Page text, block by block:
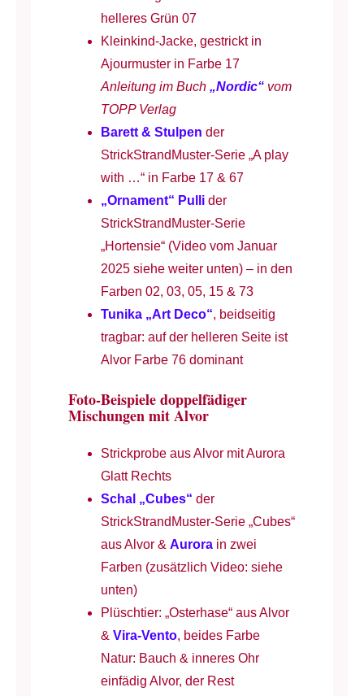
helleres Grün 07
Kleinkind-Jacke, gestrickt in
Ajourmuster in Farbe 17
Anleitung im Buch „Nordic“ vom
TOPP Verlag
Barett & Stulpen der
StrickStrandMuster-Serie „A play
with …“ in Farbe 17 & 67
„Ornament“ Pullider
StrickStrandMuster-Serie
„Hortensie“ (Video vom Januar
2025 siehe weiter unten) – in den
Farben 02, 03, 05, 15 & 73
Tunika „Art Deco“, beidseitig
tragbar: auf der helleren Seite ist
Alvor Farbe 76 dominant
Foto-Beispiele doppelfädiger
Mischungen mit Alvor
Strickprobe aus Alvor mit Aurora
Glatt Rechts
Schal „Cubes“ der
StrickStrandMuster-Serie „Cubes“
aus Alvor & Aurorain zwei
Farben (zusätzlich Video: siehe
unten)
Plüschtier: „Osterhase“ aus Alvor
& Vira-Vento, beides Farbe
Natur: Bauch & inneres Ohr
einfädig Alvor, der Rest